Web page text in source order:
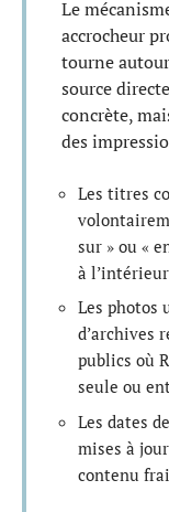
Le
accrocheur
tourne
source
concrète,
des
Les titres
sur » ou «
à l’intérieur
Les photos
d’archives
publics où
seule ou
Les dates
mises à
contenu